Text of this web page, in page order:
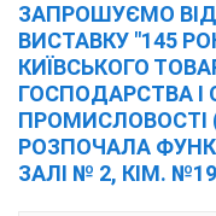
ЗАПРОШУЄМО
ВИСТАВКУ "145
КИЇВСЬКОГО
ГОСПОДАРСТВА І
ПРОМИСЛОВОСТІ
РОЗПОЧАЛА
ЗАЛІ № 2, КІМ.